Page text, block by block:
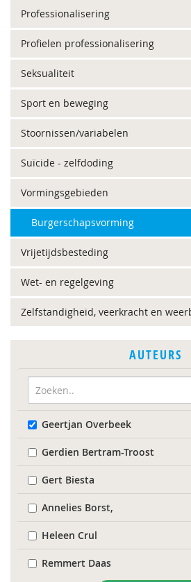
Professionalisering
Profielen professionalisering
Seksualiteit
Sport en beweging
Stoornissen/variabelen
Suïcide - zelfdoding
Vormingsgebieden
Burgerschapsvorming
Vrijetijdsbesteding
Wet- en regelgeving
Zelfstandigheid, veerkracht en
AUTEURS
Geertjan Overbeek
Gerdien Bertram-Troost
Gert Biesta
Annelies Borst,
Heleen Crul
Remmert Daas